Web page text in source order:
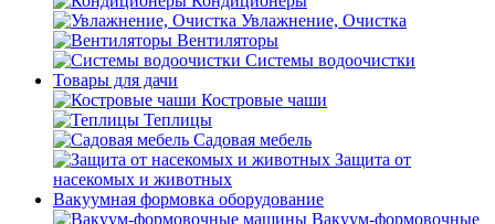
Увлажнение, Очистка
Вентиляторы
Системы водоочистки
Товары для дачи
Костровые чаши
Теплицы
Садовая мебель
Защита от
насекомых и животных
Вакуумная формовка оборудование
Вакуум-формовочные